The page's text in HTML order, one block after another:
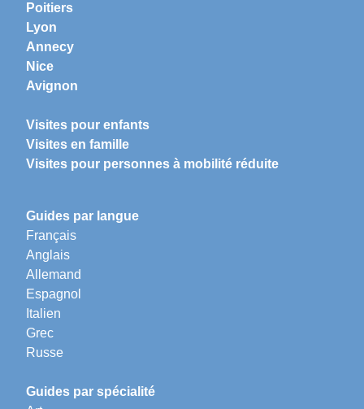
Poitiers
Lyon
Annecy
Nice
Avignon
Visites pour enfants
Visites en famille
Visites pour personnes à mobilité réduite
Guides par langue
Français
Anglais
Allemand
Espagnol
Italien
Grec
Russe
Guides par spécialité